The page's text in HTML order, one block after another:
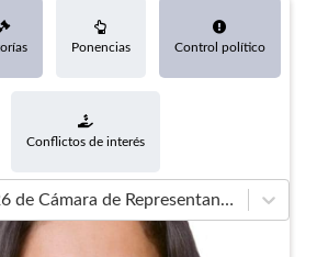
Ponencias Control político
Conflictos de interés
En 2022 - 2026 de Cámara de Representantes